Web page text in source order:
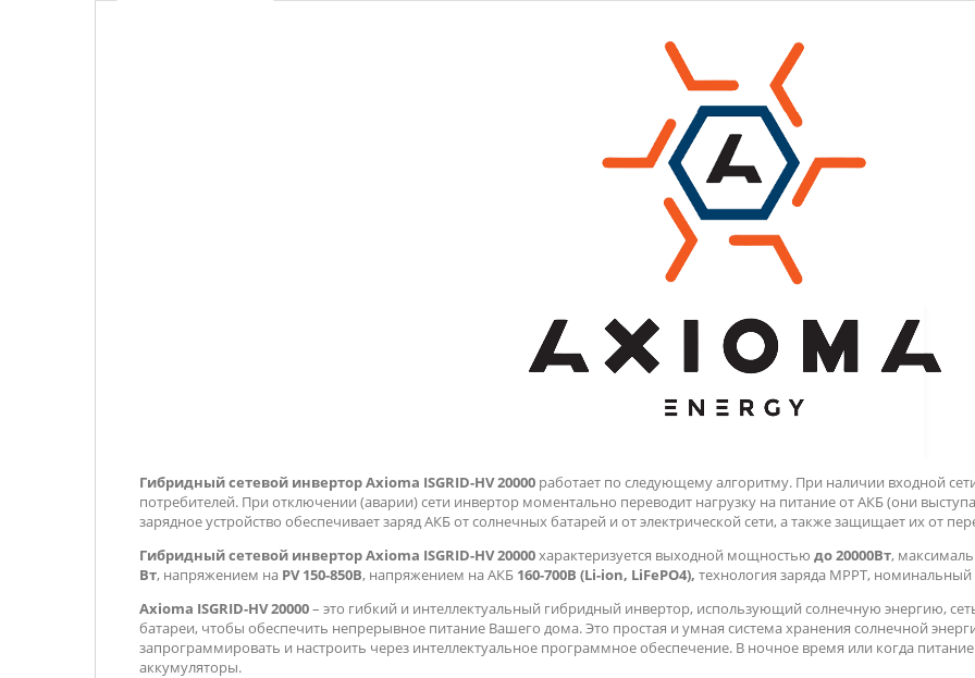
Гибридный сетевой инвертор Axioma ISGRID-HV 20000 работает по следующему алгоритму. При наличии входной
потребителей. При отключении (аварии) сети инвертор моментально переводит нагрузку на питание от АКБ (они
зарядное устройство обеспечивает заряд АКБ от солнечных батарей и от электрической сети, а также защищает их от
Гибридный сетевой инвертор Axioma ISGRID-HV 20000характеризуется выходной мощностью до 20000Вт,
Вт, напряжением на PV 150-850В, напряжением на АКБ 160-700В (Li-ion, LiFePO4), технология заряда MPPT,
Axioma ISGRID-HV 20000– это гибкий и интеллектуальный гибридный инвертор, использующий солнечную энергию,
батареи, чтобы обеспечить непрерывное питание Вашего дома. Это простая и умная система хранения солнечной
запрограммировать и настроить через интеллектуальное программное обеспечение. В ночное время или когда
аккумуляторы.